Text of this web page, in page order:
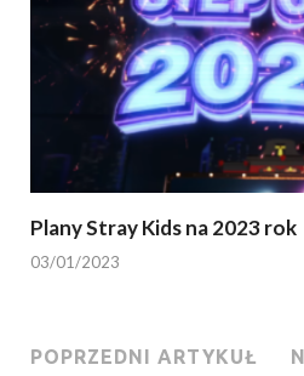
Plany Stray Kids na 2023 rok
03/01/2023
POPRZEDNI ARTYKUŁ